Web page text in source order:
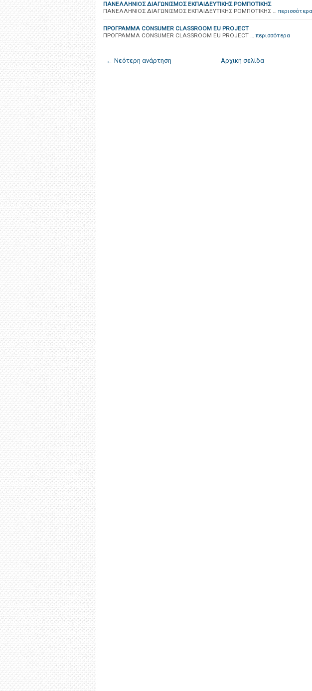
ΠΑΝΕΛΛΗΝΙΟΣ ΔΙΑΓΩΝΙΣΜΟΣ ΕΚΠΑΙΔΕΥΤΙΚΗΣ ΡΟΜΠΟΤΙΚΗΣ
ΠΑΝΕΛΛΗΝΙΟΣ ΔΙΑΓΩΝΙΣΜΟΣ ΕΚΠΑΙΔΕΥΤΙΚΗΣ ΡΟΜΠΟΤΙΚΗΣ … περισσότερα
ΠΡΟΓΡΑΜΜΑ CONSUMER CLASSROOM EU PROJECT
ΠΡΟΓΡΑΜΜΑ CONSUMER CLASSROOM EU PROJECT … περισσότερα
← Νεότερη ανάρτηση Αρχική σελίδα